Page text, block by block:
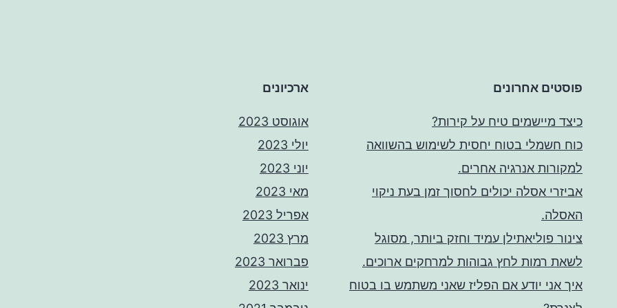
פוסטים אחרונים
כיצד מיישמים טיח על קירות?
כוח חשמלי בטוח יחסית לשימוש בהשוואה
למקורות אנרגיה אחרים.
אביזרי אסלה יכולים לחסוך זמן בעת ניקוי
האסלה.
צינור פוליאתילן עמיד וחזק ביותר, מסוגל
לשאת רמות לחץ גבוהות למרחקים ארוכים.
איך אני יודע אם הפליז שאני משתמש בו בטוח
ארכיונים
אוגוסט 2023
יולי 2023
יוני 2023
מאי 2023
אפריל 2023
מרץ 2023
פברואר 2023
ינואר 2023